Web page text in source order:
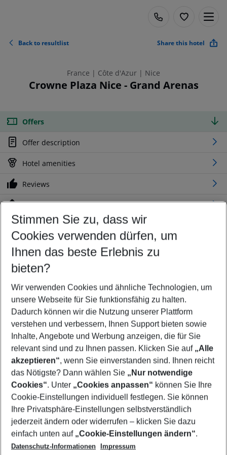
Back to resultlist Share this hotel
France | Côte d'Azur | Nice
Crowne Plaza Nice - Grand Arenas
Offers
Offer description
Hotel amenities
Reviews
Location
Customize your offer
Find the perfect deal which suits your best
Your departure airport
Any airport
Select your date range
09/08/26–07/08/27 5-8 nights
Who will travel
2 adults No children
Show more filter
Footer
Footer navigation
Title A
Stimmen Sie zu, dass wir
Cookies verwenden dürfen, um
Ihnen das beste Erlebnis zu
bieten?
Wir verwenden Cookies und ähnliche Technologien, um
unsere Webseite für Sie funktionsfähig zu halten.
Dadurch können wir die Nutzung unserer Plattform
verstehen und verbessern, Ihnen Support bieten sowie
Inhalte, Angebote und Werbung anzeigen, die für Sie
relevant sind und zu Ihnen passen. Klicken Sie auf „Alle
akzeptieren“, wenn Sie einverstanden sind. Ihnen reicht
das Nötigste? Dann wählen Sie „Nur notwendige
Cookies“. Unter „Cookies anpassen“ können Sie Ihre
Cookie-Einstellungen individuell festlegen. Sie können
Ihre Privatsphäre-Einstellungen selbstverständlich
jederzeit ändern oder widerrufen – klicken Sie dazu
einfach unten auf „Cookie-Einstellungen ändern“.
Datenschutz-Informationen
Impressum